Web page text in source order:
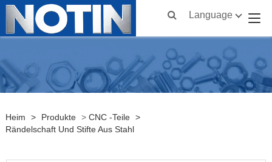
Language
Heim > Produkte > CNC -Teile >
Rändelschaft Und Stifte Aus Stahl